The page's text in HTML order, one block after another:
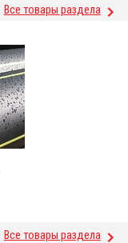
Все товары раздела
Все товары раздела